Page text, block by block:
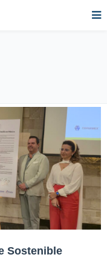
Sostenible